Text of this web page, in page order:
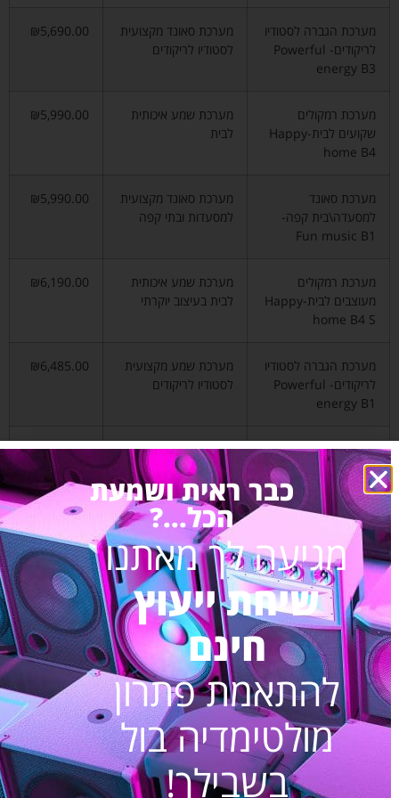
מערכת הגברה לסטודיו
לריקודים- Powerful
energy B3
מערכת סאונד מקצועית
לסטודיו לריקודים
₪5,690.00
מערכת רמקולים
שקועים לבית-Happy
home B4
מערכת שמע איכותית
לבית
₪5,990.00
מערכת סאונד
למסעדה\בית קפה-
Fun music B1
מערכת סאונד מקצועית
למסעדות ובתי קפה
₪5,990.00
מערכת רמקולים
מעוצבים לבית-Happy
home B4 S
מערכת שמע איכותית
לבית בעיצוב יוקרתי
₪6,190.00
מערכת הגברה לסטודיו
לריקודים- Powerful
energy B1
מערכת שמע מקצועית
לסטודיו לריקודים
₪6,485.00
מערכת סאונד
למסעדה-בית קפה-
Fun music B-8
מערכת סאונד מקצועית
למסעדות ובתי קפה
₪6,790.00
מערכת הגברה לסטודיו
וחדר כושר- Powerful
energy B3
מערכת שמע מקצועית
לסטודיו וחדר כושר
₪6,890.00
מערכת סאונד לעסק
Fun music B-8
רמקולים שקועים
מערכת סאונד עם
רמקולים שקועים
לעסקים
₪6,990.00
מערכת קולנוע
ביתי-חוויה בסלון P1
מערכת קולנוע ביתי
איכותית עם סאונד
היקפי
₪12,950.00
כבר ראית ושמעת
הכל...?
מגיעה לך מאתנו
שיחת ייעוץ
חינם
להתאמת פתרון
מולטימדיה בול
בשבילך!